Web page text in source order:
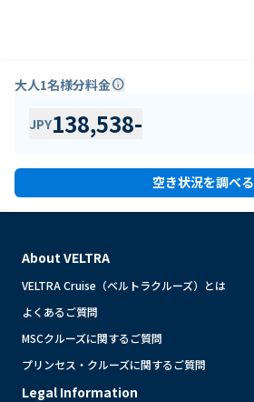
大人1名様分料金info
JPY138,538-
空き状況を調べる
About VELTRA
VELTRA Cruise（ベルトラクルーズ）とは
よくあるご質問
MSCクルーズに関するご質問
プリンセス・クルーズに関するご質問
Legal Information